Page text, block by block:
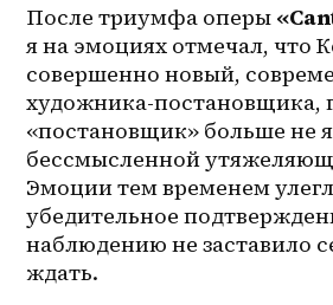
После триумфа оперы
я на эмоциях отмечал, что
совершенно новый,
художника-постановщика,
«постановщик» больше не
бессмысленной
Эмоции тем временем
убедительное
наблюдению не заставило
ждать.